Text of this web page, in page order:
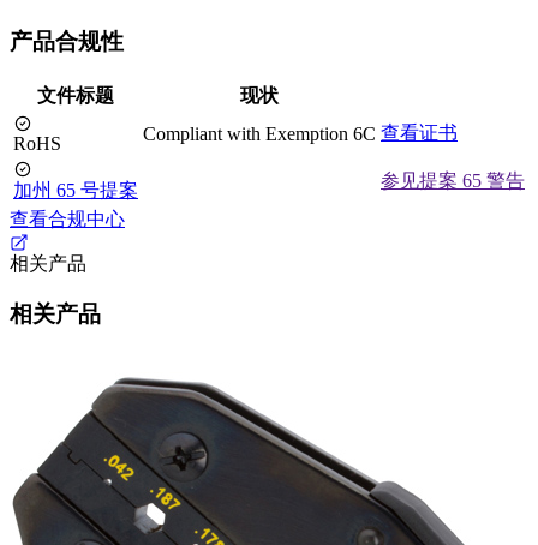
产品合规性
文件标题 现状
RoHS Compliant with Exemption 6C 查看证书
加州 65 号提案
参见提案 65 警告
查看合规中心
相关产品
相关产品